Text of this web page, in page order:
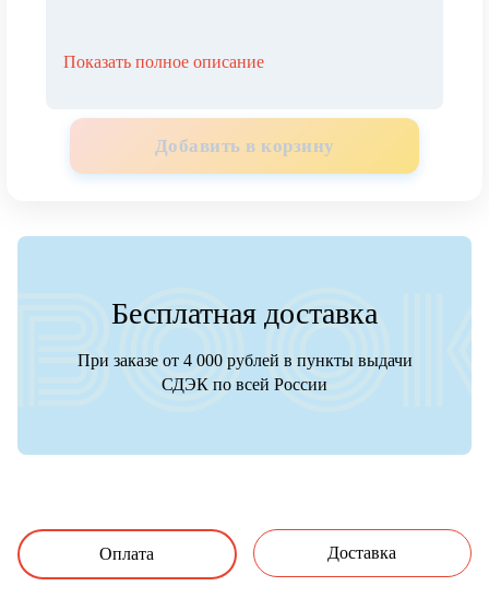
Показать полное описание
Добавить в корзину
Бесплатная доставка
При заказе от 4 000 рублей в пункты выдачи
СДЭК по всей России
Оплата Доставка